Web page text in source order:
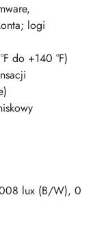
logi
do +140 °F)
lux (B/W), 0